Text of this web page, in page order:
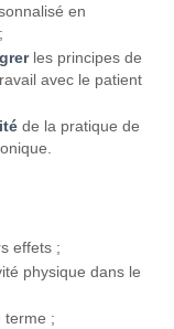
en
les principes de
avec le patient
de la pratique de
effets ;
physique dans le
terme ;